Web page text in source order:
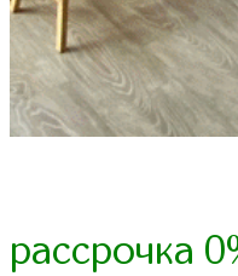
рассрочка